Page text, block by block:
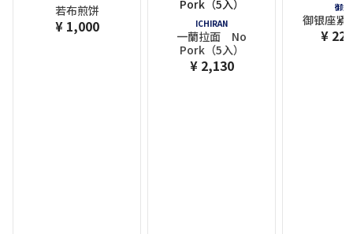
若布煎饼
¥ 1,000 ICHIRAN
一蘭拉面 No
Pork（5入）
¥ 2,130
御銀
御银座紧
¥